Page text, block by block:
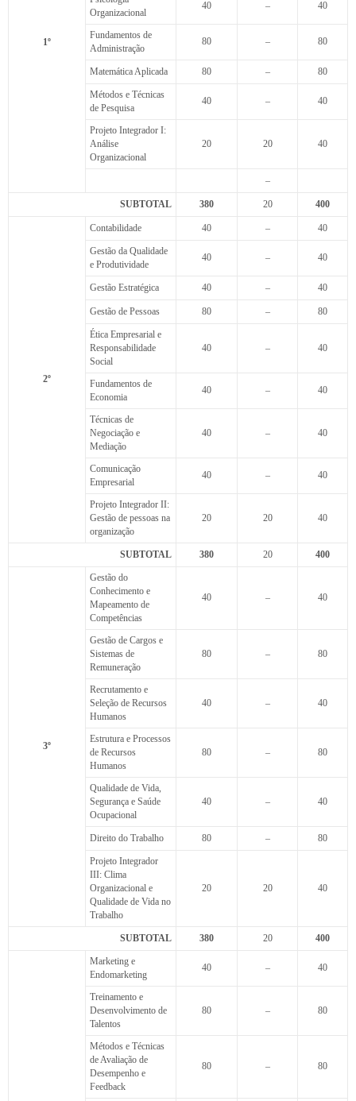
1º
Organizacional
40 – 40
Fundamentos de
Administração
80 – 80
Matemática Aplicada 80 – 80
Métodos e Técnicas
de Pesquisa
40 – 40
Projeto Integrador I:
Análise
Organizacional
20 20 40
–
SUBTOTAL 380 20 400
2º
Contabilidade 40 – 40
Gestão da Qualidade
e Produtividade
40 – 40
Gestão Estratégica 40 – 40
Gestão de Pessoas 80 – 80
Ética Empresarial e
Responsabilidade
Social
40 – 40
Fundamentos de
Economia
40 – 40
Técnicas de
Negociação e
Mediação
40 – 40
Comunicação
Empresarial
40 – 40
Projeto Integrador II:
Gestão de pessoas na
organização
20 20 40
SUBTOTAL 380 20 400
3º
Gestão do
Conhecimento e
Mapeamento de
Competências
40 – 40
Gestão de Cargos e
Sistemas de
Remuneração
80 – 80
Recrutamento e
Seleção de Recursos
Humanos
40 – 40
Estrutura e Processos
de Recursos
Humanos
80 – 80
Qualidade de Vida,
Segurança e Saúde
Ocupacional
40 – 40
Direito do Trabalho 80 – 80
Projeto Integrador
III: Clima
Organizacional e
Qualidade de Vida no
Trabalho
20 20 40
SUBTOTAL 380 20 400
Marketing e
Endomarketing
40 – 40
Treinamento e
Desenvolvimento de
Talentos
80 – 80
Métodos e Técnicas
de Avaliação de
Desempenho e
Feedback
80 – 80